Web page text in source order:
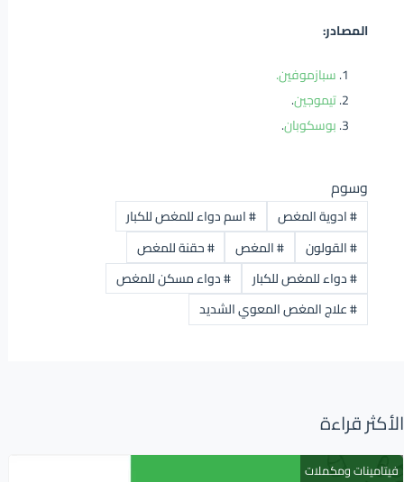
المصادر:
سبازموفين.
تيموجين.
بوسكوبان.
وسوم
#ادوية المغص #اسم دواء للمغص للكبار
#القولون #المغص #حقنة للمغص
#دواء للمغص للكبار #دواء مسكن للمغص
#علاج المغص المعوي الشديد
الأكثر قراءة
فيتامينات ومكملات